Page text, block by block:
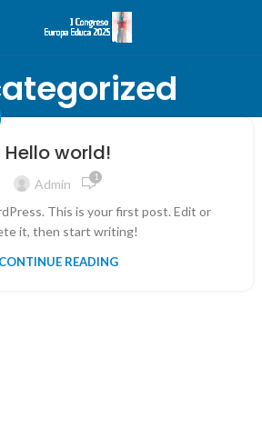
Hello world!
Admin 1
This is your first post. Edit or
it, then start writing!
CONTINUE READING